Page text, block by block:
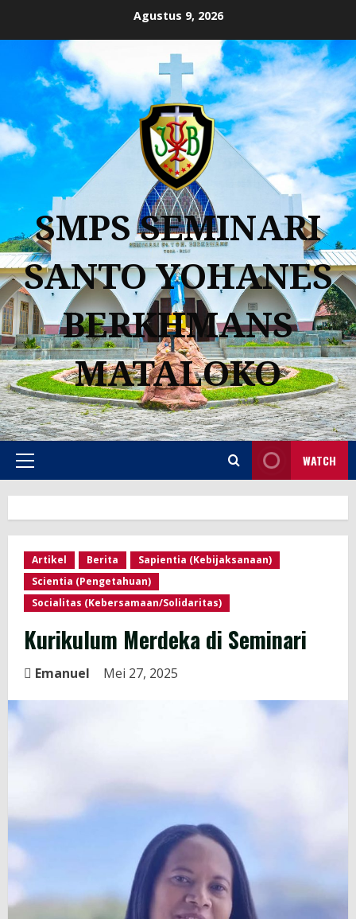
Agustus 9, 2026
SMPS SEMINARI
SANTO YOHANES
BERKHMANS
MATALOKO
WATCH
Artikel Berita
Sapientia (Kebijaksanaan)
Scientia (Pengetahuan)
Socialitas (Kebersamaan/Solidaritas)
Kurikulum Merdeka di Seminari
Emanuel Mei 27, 2025